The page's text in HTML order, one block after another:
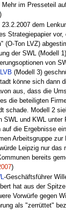
im Presseteil
)
dem
Strategiepapier
(O-Ton LVZ)
der SWL (Modell
von
LVB (Modell 3)
könne sich dann
aus, dass die
die beteiligten
schade. Modell 2
und KWL unter
die Ergebnisse
Arbeitsgruppe zur
Leipzig nur das
bereits
)
-Geschäftsführer
hat aus der
Vorwürfe gegen
als "zerrüttet"